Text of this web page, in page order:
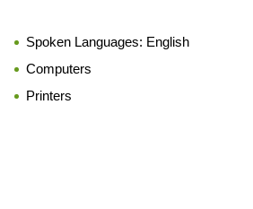
Spoken Languages: English
Computers
Printers